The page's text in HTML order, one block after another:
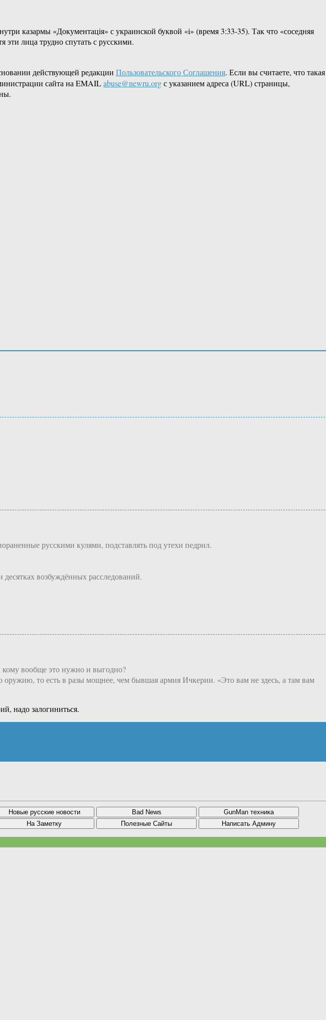
казармы «Документацiя» с украинской буквой «i» (время 3:33-35). Так что «соседняя
лица трудно спутать с русскими.
действующей редакции Пользовательского Соглашения. Если вы считаете, что такая
сайта на EMAILabuse@newru.orgс указанием адреса (URL) страницы,
русскими кулями, подставлять под утехи педрил.
возбуждённых расследований.
кому вообще это нужно и выгодно?
то есть в разы мощнее, чем бывшая армия Ичкерии. «Это вам не здесь, а там вам
надо залогиниться.